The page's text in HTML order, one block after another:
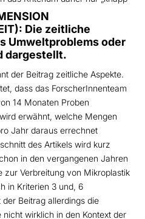
Die zeitliche
Umweltproblems oder
dargestellt.
der Beitrag zeitliche Aspekte.
dass das ForscherInnenteam
14 Monaten Proben
erwähnt, welche Mengen
Jahr daraus errechnet
des Artikels wird kurz
in den vergangenen Jahren
zur Verbreitung von Mikroplastik
in Kriterien 3 und, 6
Beitrag allerdings die
nicht wirklich in den Kontext der